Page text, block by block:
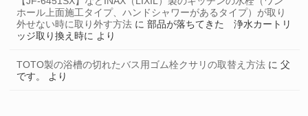
ホール上面施工タイプ、ハンドシャワーがあるタイプ）が取り
外せない時に取り外す方法 に部品が落ちてきた 浄水カートリ
ッジ取り換え時に より
TOTO製の浴槽の切れたバス用ゴム栓クサリの取替え方法 に父
です。
より